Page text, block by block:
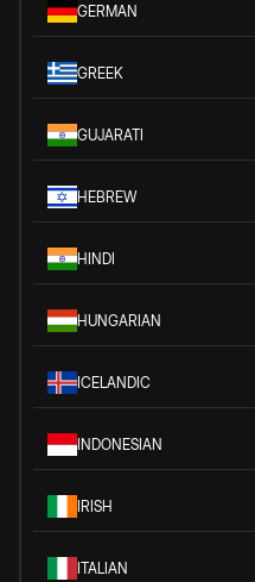
GERMAN
GREEK
GUJARATI
HEBREW
HINDI
HUNGARIAN
ICELANDIC
INDONESIAN
IRISH
ITALIAN